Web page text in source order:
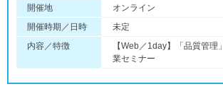
開催地
オンライン
開催時期／日時
未定
内容／特徴
【Web／1day】「品質管理
業セミナー